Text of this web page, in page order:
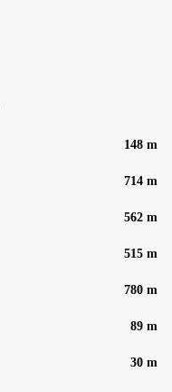
148 m
714 m
562 m
515 m
780 m
89 m
30 m